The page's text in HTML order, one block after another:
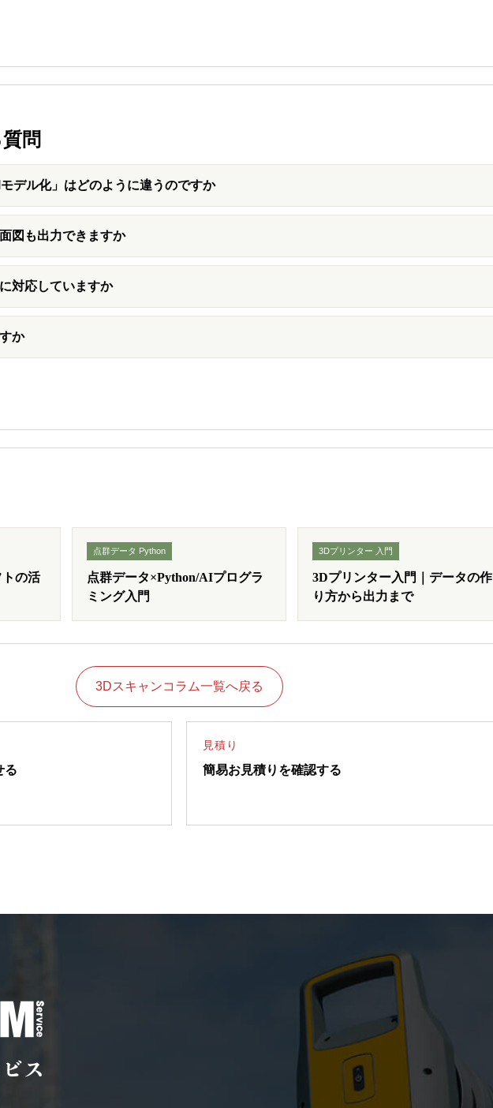
問
デル化」はどのように違うのですか
図も出力できますか
対応していますか
か
の活
点群データ Python
点群データ×Python/AIプログラ
ミング入門
3Dプリンター 入門
3Dプリンター入門｜データの作
り方から出力まで
3Dスキャンコラム一覧へ戻る
る
見積り
簡易お見積りを確認する